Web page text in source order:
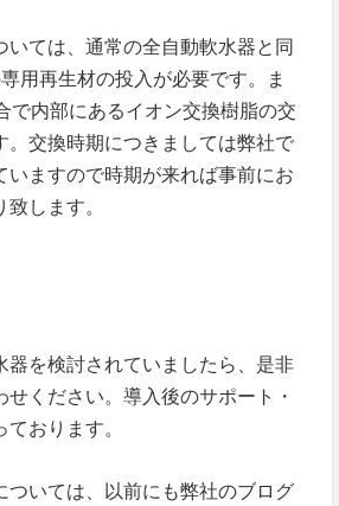
ては、通常の全自動軟水器と同
用再生材の投入が必要です。ま
で内部にあるイオン交換樹脂の交
。交換時期につきましては弊社で
いますので時期が来れば事前にお
します。
を検討されていましたら、是非
ください。導入後のサポート・
おります。
いては、以前にも弊社のブログ